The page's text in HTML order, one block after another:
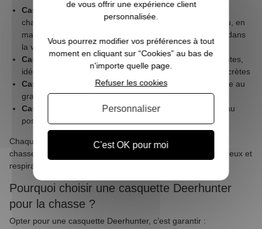
Casquettes camouflage 3D feuilles: parfaites pour la
chasse du gibier d'eau, migrateur, pigeon ou du corbeau, en
maximisant l'effet de mimétisme naturel pour se fondre dans
la végétation
Casquettes filet camouflage: légères et ultra-respirantes,
idéales pour les périodes chaudes ou les approches discrètes
Casquettes haute visibilité: pour la sécurité en chasse au
grand gibier ou lors des battues
Casquettes classiques camouflage
: pour la chasse au
poste, l’approche ou l'affût au bois.
Chaque modèle est conçu pour répondre aux attentes des
chasseurs, avec des matériaux techniques robustes, silencieux et
respirants.
Pourquoi choisir une casquette Deerhunter
pour la chasse ?
Opter pour une casquette Deerhunter, c’est garantir :
de vous offrir une expérience client
personnalisée.
Vous pourrez modifier vos préférences à tout
moment en cliquant sur “Cookies” au bas de
n'importe quelle page.
C'est OK pour moi
Refuser les cookies
Personnaliser